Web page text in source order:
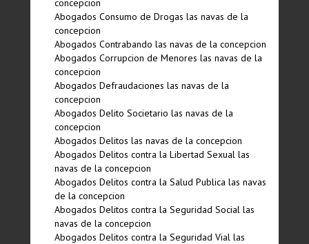
concepcion
Abogados Consumo de Drogas las navas de la
concepcion
Abogados Contrabando las navas de la concepcion
Abogados Corrupcion de Menores las navas de la
concepcion
Abogados Defraudaciones las navas de la
concepcion
Abogados Delito Societario las navas de la
concepcion
Abogados Delitos las navas de la concepcion
Abogados Delitos contra la Libertad Sexual las
navas de la concepcion
Abogados Delitos contra la Salud Publica las navas
de la concepcion
Abogados Delitos contra la Seguridad Social las
navas de la concepcion
Abogados Delitos contra la Seguridad Vial las